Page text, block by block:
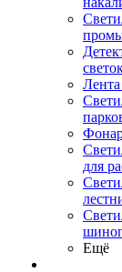
для
Ещё